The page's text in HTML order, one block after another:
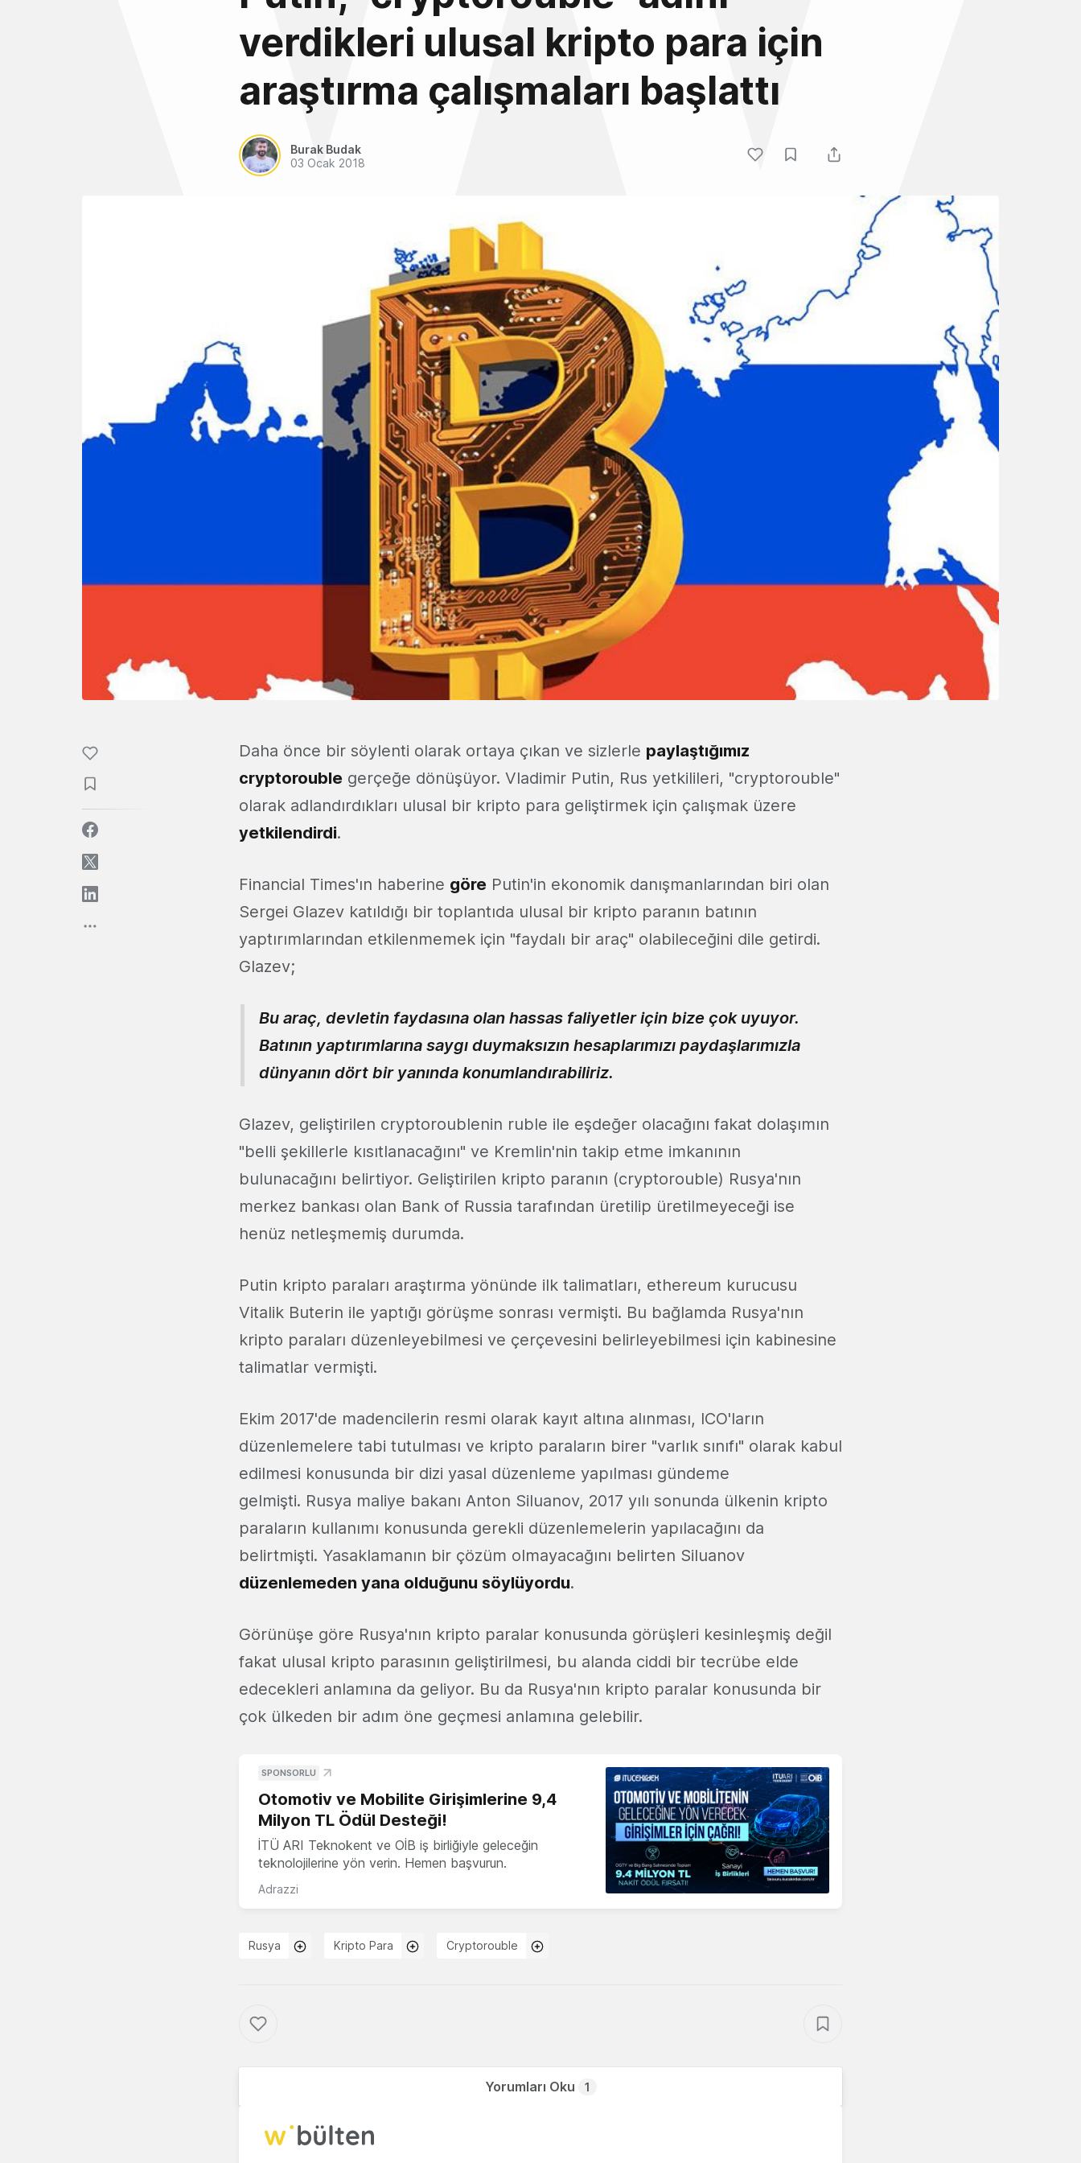
verdikleri ulusal kripto para için
araştırma çalışmaları başlattı
Burak Budak
03 Ocak 2018
Daha önce bir söylenti olarak ortaya çıkan ve sizlerle paylaştığımız
cryptorouble gerçeğe dönüşüyor. Vladimir Putin, Rus yetkilileri, "cryptorouble"
olarak adlandırdıkları ulusal bir kripto para geliştirmek için çalışmak üzere
yetkilendirdi.
Financial Times'ın haberine göre Putin'in ekonomik danışmanlarından biri olan
Sergei Glazev katıldığı bir toplantıda ulusal bir kripto paranın batının
yaptırımlarından etkilenmemek için "faydalı bir araç" olabileceğini dile getirdi.
Glazev;
Bu araç, devletin faydasına olan hassas faliyetler için bize çok uyuyor.
Batının yaptırımlarına saygı duymaksızın hesaplarımızı paydaşlarımızla
dünyanın dört bir yanında konumlandırabiliriz.
Glazev, geliştirilen cryptoroublenin ruble ile eşdeğer olacağını fakat dolaşımın
"belli şekillerle kısıtlanacağını" ve Kremlin'nin takip etme imkanının
bulunacağını belirtiyor. Geliştirilen kripto paranın (cryptorouble) Rusya'nın
merkez bankası olan Bank of Russia tarafından üretilip üretilmeyeceği ise
henüz netleşmemiş durumda.
Putin kripto paraları araştırma yönünde ilk talimatları, ethereum kurucusu
Vitalik Buterin ile yaptığı görüşme sonrası vermişti. Bu bağlamda Rusya'nın
kripto paraları düzenleyebilmesi ve çerçevesini belirleyebilmesi için kabinesine
talimatlar vermişti.
Ekim 2017'de madencilerin resmi olarak kayıt altına alınması, ICO'ların
düzenlemelere tabi tutulması ve kripto paraların birer "varlık sınıfı" olarak kabul
edilmesi konusunda bir dizi yasal düzenleme yapılması gündeme
gelmişti. Rusya maliye bakanı Anton Siluanov, 2017 yılı sonunda ülkenin kripto
paraların kullanımı konusunda gerekli düzenlemelerin yapılacağını da
belirtmişti. Yasaklamanın bir çözüm olmayacağını belirten Siluanov
düzenlemeden yana olduğunu söylüyordu.
Görünüşe göre Rusya'nın kripto paralar konusunda görüşleri kesinleşmiş değil
fakat ulusal kripto parasının geliştirilmesi, bu alanda ciddi bir tecrübe elde
edecekleri anlamına da geliyor. Bu da Rusya'nın kripto paralar konusunda bir
çok ülkeden bir adım öne geçmesi anlamına gelebilir.
SPONSORLU
Otomotiv ve Mobilite Girişimlerine 9,4
Milyon TL Ödül Desteği!
İTÜ ARI Teknokent ve OİB iş birliğiyle geleceğin
teknolojilerine yön verin. Hemen başvurun.
Adrazzi
Rusya Kripto Para Cryptorouble
Yorumları Oku 1